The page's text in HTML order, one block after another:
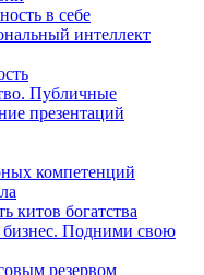
в себе
интеллект
Публичные
презентаций
компетенций
китов богатства
Подними свою
резервом